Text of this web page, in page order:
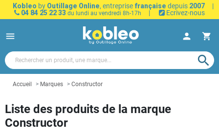
Kobleo by Outillage Online, entreprise française depuis 2007
|
04 84 25 22 33 du lundi au vendredi 8h-17h | Ecrivez-nous
menu person shopping_cart
search
Accueil Marques Constructor
Liste des produits de la marque
Constructor